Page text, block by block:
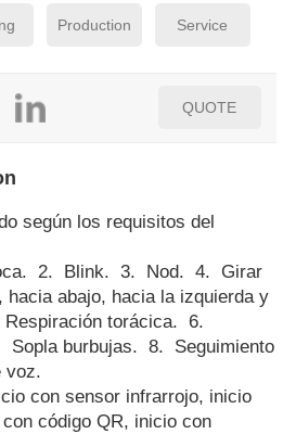
Production Service
QUOTE
según los requisitos del
2. Blink. 3. Nod. 4. Girar
hacia abajo, hacia la izquierda y
torácica. 6.
Sopla burbujas. 8. Seguimiento
voz.
con sensor infrarrojo, inicio
código QR, inicio con